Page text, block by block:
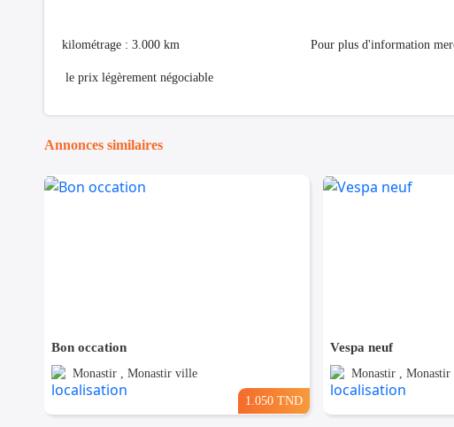
kilométrage : 3.000 km Pour plus d'information merci de
le prix légèrement négociable
Annonces similaires
Bon occation
Monastir , Monastir ville
1.050 TND
Vespa neuf
Monastir ,